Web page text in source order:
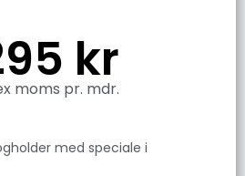
kr
moms pr. mdr.
med speciale i